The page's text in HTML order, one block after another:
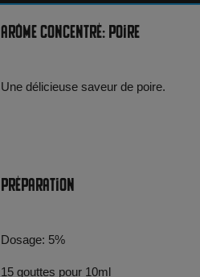
Arôme Concentré: Poire
Une délicieuse saveur de poire.
Préparation
Dosage: 5%
15 gouttes pour 10ml